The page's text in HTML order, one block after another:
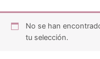
No se han
tu selección.